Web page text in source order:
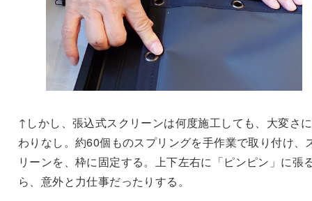
↑しかし、張込式スクリーンは何度施工しても、大変さ
わりなし。約60個ものスプリングを手作業で取り付け、
リーンを、枠に固定する。上下左右に「ピンピン」に張
ら、意外と力仕事だったりする。